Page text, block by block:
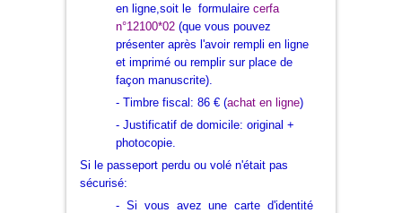
en ligne,soit le formulaire cerfa
n°12100*02 (que vous pouvez
présenter après l'avoir rempli en ligne
et imprimé ou remplir sur place de
façon manuscrite).
- Timbre fiscal : 86 € (achat en ligne)
- Justificatif de domicile: original +
photocopie.
Si le passeport perdu ou volé n'était pas
sécurisé:
- Si vous avez une carte d'identité